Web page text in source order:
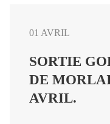
01 AVRIL
SORTIE
DE
AVRIL.